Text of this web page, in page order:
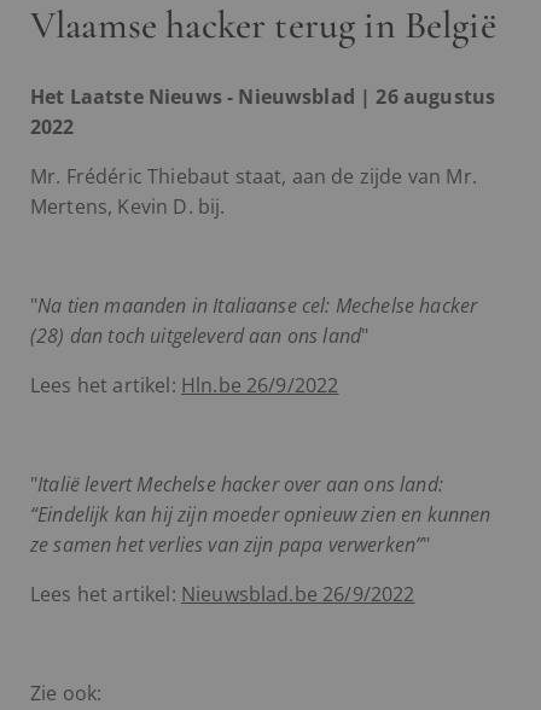
Vlaamse hacker terug in België
Het Laatste Nieuws - Nieuwsblad | 26 augustus
2022
Mr. Frédéric Thiebaut staat, aan de zijde van Mr.
Mertens, Kevin D. bij.
"Na tien maanden in Italiaanse cel: Mechelse hacker
(28) dan toch uitgeleverd aan ons land"
Lees het artikel: Hln.be 26/9/2022
"Italië levert Mechelse hacker over aan ons land:
“Eindelijk kan hij zijn moeder opnieuw zien en kunnen
ze samen het verlies van zijn papa verwerken”"
Lees het artikel: Nieuwsblad.be 26/9/2022
Zie ook: